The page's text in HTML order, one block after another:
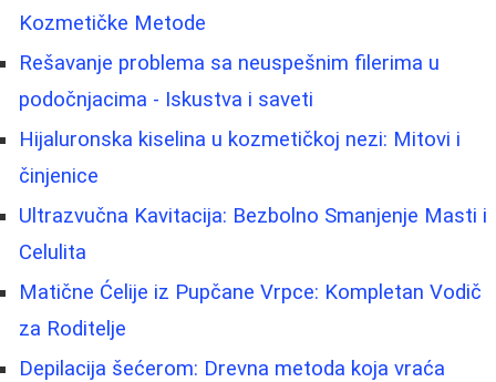
Kozmetičke Metode
Rešavanje problema sa neuspešnim filerima u
podočnjacima - Iskustva i saveti
Hijaluronska kiselina u kozmetičkoj nezi: Mitovi i
činjenice
Ultrazvučna Kavitacija: Bezbolno Smanjenje Masti i
Celulita
Matične Ćelije iz Pupčane Vrpce: Kompletan Vodič
za Roditelje
Depilacija šećerom: Drevna metoda koja vraća